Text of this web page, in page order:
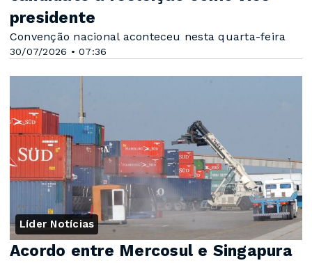
30/07/2026 • 07:36
presidente
Convenção nacional aconteceu nesta quarta-feira
Líder Notícias
Acordo entre Mercosul e Singapura